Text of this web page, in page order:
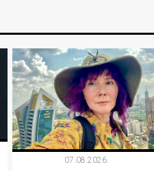
07.08.2026.